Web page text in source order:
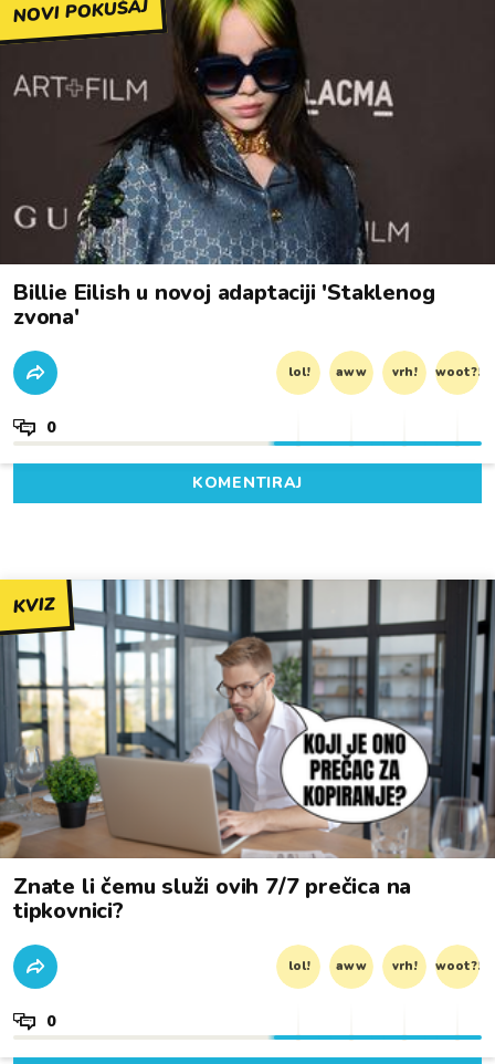
NOVI POKUŠAJ
Billie Eilish u novoj adaptaciji 'Staklenog
zvona'
lol! aww vrh! woot?!
0
KOMENTIRAJ
KVIZ
Znate li čemu služi ovih 7/7 prečica na
tipkovnici?
lol! aww vrh! woot?!
0